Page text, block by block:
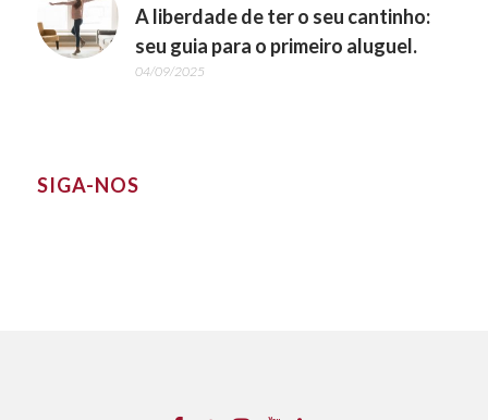
A liberdade de ter o seu cantinho:
seu guia para o primeiro aluguel.
04/09/2025
SIGA-NOS